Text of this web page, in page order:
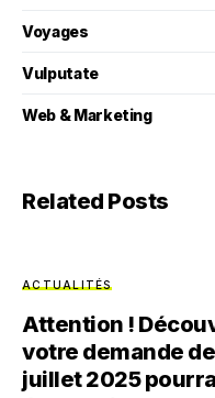
Voyages
Vulputate
Web & Marketing
Related Posts
ACTUALITÉS
Attention !
votre demande
juillet 2025